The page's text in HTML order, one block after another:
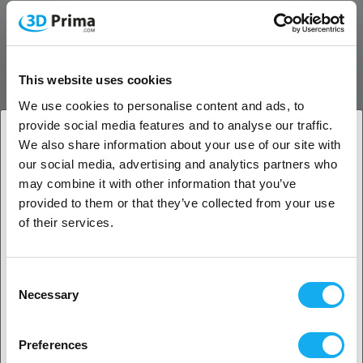
This website uses cookies
We use cookies to personalise content and ads, to
provide social media features and to analyse our traffic.
We also share information about your use of our site with
our social media, advertising and analytics partners who
may combine it with other information that you’ve
provided to them or that they’ve collected from your use
of their services.
Selection
Necessary
Preferences
Bra vidhäftning av skikten och låg skevhet
Detta PETG-filament kännetecknas av mycket god vidhäftning mellan
att skriva ut. Om du har en 3D-skrivare med en uppvärmningsbar
byggplattform rekommenderar vi en temperaturinställning på 40-60
°C.
3D-utskrift av förpackningar, föremål och
delar i högsta kvalitet
EasyPrint PETG är utan tvekan ett av de bästa filamenten för din 3D-
skrivare. 3D-skriv ut förpackningar, föremål och komponenter med
under hela tillverkningsprocessen. Detta garanterar att du får en
föremål med utmärkt kvalitet och en ädel yta.
temperaturområde
1. Är du en företagskund eller en privatkund?
Företagskund
Privat kund